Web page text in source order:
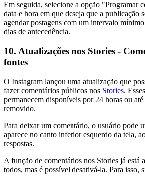
Em seguida, selecione a opção "Programar
data e hora em que deseja que a publicação
agendar postagens com um intervalo
dias de antecedência.
10. Atualizações nos Stories -
fontes
O Instagram lançou uma atualização que
fazer comentários públicos nos Stories.
permanecem disponíveis por 24 horas ou
removido.
Para deixar um comentário, o usuário pode
aparece no canto inferior esquerdo da tela,
respostas.
A função de comentários nos Stories já está
todos, mas é possível desativá-la. Para isso,